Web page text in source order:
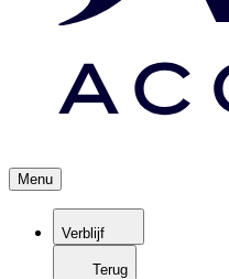
Menu
Verblijf
Terug